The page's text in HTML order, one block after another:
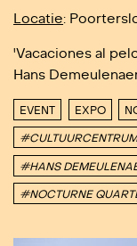
Locatie:
'Vacaciones al
Hans
EVENT EXPO
#HANS
#NOCTURNE